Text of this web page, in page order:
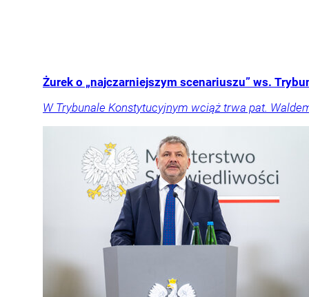
Żurek o „najczarniejszym scenariuszu” ws.
W Trybunale Konstytucyjnym wciąż trwa pat.